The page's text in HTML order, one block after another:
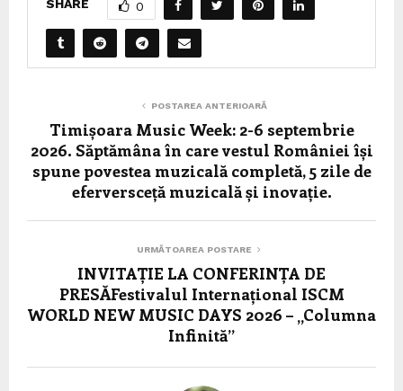
SHARE 0
POSTAREA ANTERIOARĂ
Timișoara Music Week: 2-6 septembrie
2026. Săptămâna în care vestul României își
spune povestea muzicală completă, 5 zile de
eferversceță muzicală și inovație.
URMĂTOAREA POSTARE
INVITAȚIE LA CONFERINȚA DE
PRESĂFestivalul Internațional ISCM
WORLD NEW MUSIC DAYS 2026 – „Columna
Infinită”